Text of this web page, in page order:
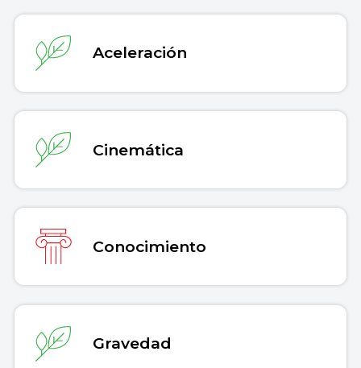
Aceleración
Cinemática
Conocimiento
Gravedad